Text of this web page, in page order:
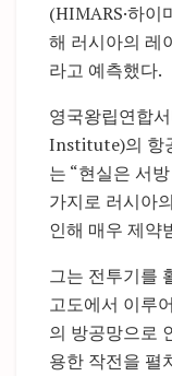
(HIMARS·하이
해 러시아의 레
라고 예측했다.
영국왕립연합
Institute)의 항
는 “현실은 서
가지로 러시아
인해 매우 제약
그는 전투기를
고도에서 이루
의 방공망으로
용한 작전을 펼